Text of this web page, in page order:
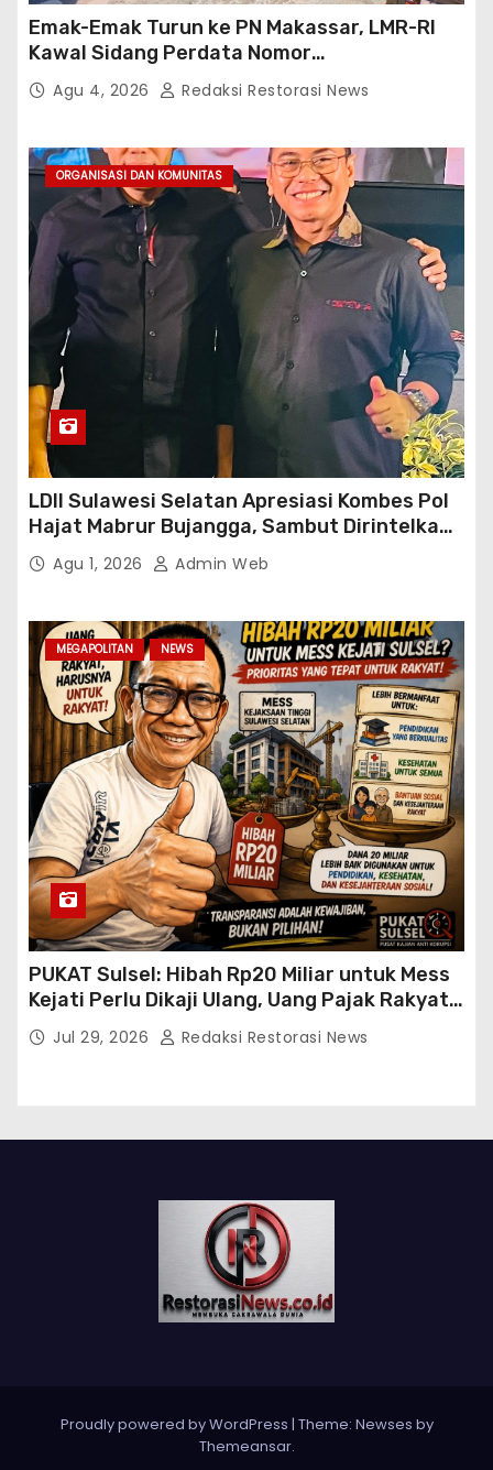
Emak-Emak Turun ke PN Makassar, LMR-RI
Kawal Sidang Perdata Nomor
254/Pdt.G/2026/PN Mks
Agu 4, 2026 Redaksi Restorasi News
ORGANISASI DAN KOMUNITAS
LDII Sulawesi Selatan Apresiasi Kombes Pol
Hajat Mabrur Bujangga, Sambut Dirintelkam
Baru Kombes Pol Dulfi Muis
Agu 1, 2026 Admin Web
MEGAPOLITAN NEWS
PUKAT Sulsel: Hibah Rp20 Miliar untuk Mess
Kejati Perlu Dikaji Ulang, Uang Pajak Rakyat
Harus Berorientasi pada Kepentingan Publik
Jul 29, 2026 Redaksi Restorasi News
Proudly powered by WordPress | Theme: Newses by
Themeansar.